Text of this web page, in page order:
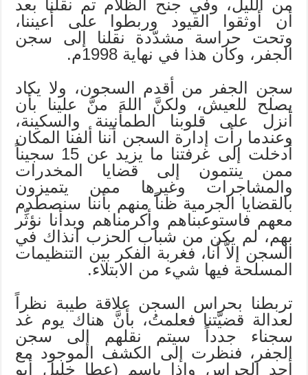
من الليل، وفي جنح الظلام تم نقلنا بعد
أن أوثقوا القيود وربطوا على أعيننا،
وتحت حراسة مشدّدة نقلنا إلى سجن
الجفر، وكان هذا في نهاية 1998م.
سجن الجفر من أقدم السجون، ولا يكاد
يصلح للعيش، ولكنَّ اللهَ منَّ علينا بأن
أنزل على قلوبنا الطمأنينة والسكينة،
وعندما رأت إدارة السجن أننا ألفنا المكان
أدخلت إلى غرفتنا ما يزيد عن 15 سجيناً
ممن ينتمون إلى قضايا المخدرات
والمشاجرات وغيرها ممن يتميزون
بالقضايا الجرمية ظناً منهم بأننا سنصطدم
معهم فاستوعبناهم وأكرمناهم وبدأنا نؤثِّر
بهم، لم يكن من شباب الحزب آنذاك في
السجن إلاَّ أنا، فغربة الفكر بين التنظيمات
المسلحة فيها شيء من الابتلاء.
تربطنا بحراس السجن علاقة طيبة نظراً
لعدالة قضيّتنا فعلمتُ، بأنَّ هناك يوم غد
سجناء جدداً سيتم نقلهم إلى سجن
الجفر، فنظرت إلى الكشف الموجود مع
أحد الحراس وإذا باسم (عطا خليل أبو